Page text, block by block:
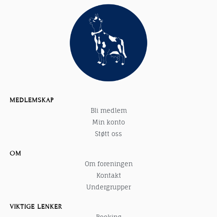
MEDLEMSKAP
Bli medlem
Min konto
Støtt oss
OM
Om foreningen
Kontakt
Undergrupper
VIKTIGE LENKER